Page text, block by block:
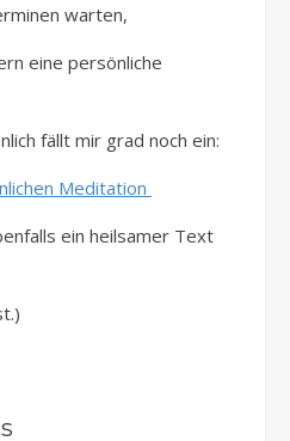
warten,
eine persönliche
fällt mir grad noch ein:
Meditation
ein heilsamer Text